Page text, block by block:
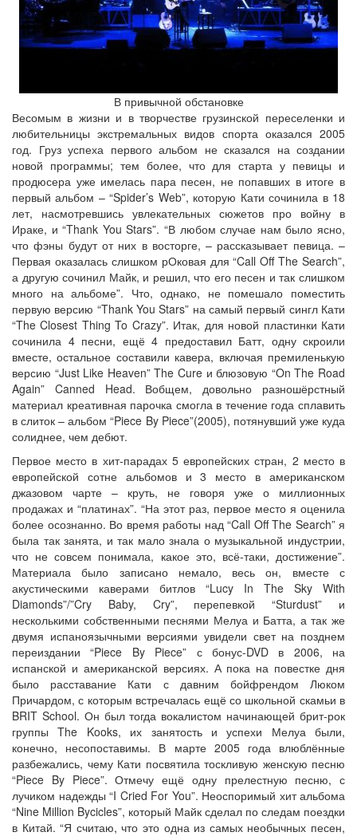
В привычной обстановке
Весомым в жизни и в творчестве грузинской переселенки и
любительницы экстремальных видов спорта оказался 2005
год. Груз успеха первого альбом не сказался на создании
новой программы; тем более, что для старта у певицы и
продюсера уже имелась пара песен, не попавших в итоге в
первый альбом – “Spider’s Web”, которую Кати сочинила в 18
лет, насмотревшись увлекательных сюжетов про войну в
Ираке, и “Thank You Stars”. “В любом случае нам было ясно,
что фэны будут от них в восторге, – рассказывает певица. –
Первая оказалась слишком рОковая для “Call Off The Search”,
а другую сочинил Майк, и решил, что его песен и так слишком
много на альбоме”. Что, однако, не помешало поместить
первую версию “Thank You Stars” на самый первый сингл Кати
“The Closest Thing To Crazy”. Итак, для новой пластинки Кати
сочинила 4 песни, ещё 4 предоставил Батт, одну скроили
вместе, остальное составили кавера, включая премиленькую
версию “Just Like Heaven” The Cure и блюзовую “On The Road
Again” Canned Head. Вобщем, довольно разношёрстный
материал креативная парочка смогла в течение года сплавить
в слиток – альбом “Piece By Piece”(2005), потянувший уже куда
солиднее, чем дебют.
Первое место в хит-парадах 5 европейских стран, 2 место в
европейской сотне альбомов и 3 место в американском
джазовом чарте – круть, не говоря уже о миллионных
продажах и “платинах”. “На этот раз, первое место я оценила
более осознанно. Во время работы над “Call Off The Search” я
была так занята, и так мало знала о музыкальной индустрии,
что не совсем понимала, какое это, всё-таки, достижение”.
Материала было записано немало, весь он, вместе с
акустическими каверами битлов “Lucy In The Sky With
Diamonds”/”Cry Baby, Cry”, перепевкой “Sturdust” и
несколькими собственными песнями Мелуа и Батта, а так же
двумя испаноязычными версиями увидели свет на позднем
переиздании “Piece By Piece” с бонус-DVD в 2006, на
испанской и американской версиях. А пока на повестке дня
было расставание Кати с давним бойфрендом Люком
Причардом, с которым встречалась ещё со школьной скамьи в
BRIT School. Он был тогда вокалистом начинающей брит-рок
группы The Kooks, их занятость и успехи Мелуа были,
конечно, несопоставимы. В марте 2005 года влюблённые
разбежались, чему Кати посвятила тоскливую женскую песню
“Piece By Piece”. Отмечу ещё одну прелестную песню, с
лучиком надежды “I Cried For You”. Неоспоримый хит альбома
“Nine Million Bycicles”, который Майк сделал по следам поездки
в Китай. “Я считаю, что это одна из самых необычных песен,